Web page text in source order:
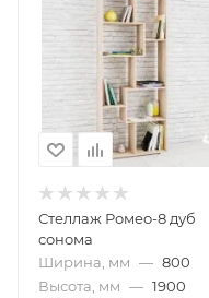
Стеллаж Ромео-8 дуб
сонома
Ширина, мм — 800
Высота, мм — 1900